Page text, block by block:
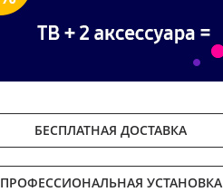
БЕСПЛАТНАЯ ДОСТАВКА
ПРОФЕССИОНАЛЬНАЯ УСТАНОВКА